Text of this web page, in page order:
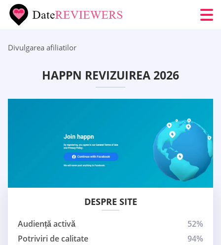
Divulgarea afiliatilor
HAPPN REVIZUIREA 2026
DESPRE SITE
Audiență activă
52%
Potriviri de calitate
94%